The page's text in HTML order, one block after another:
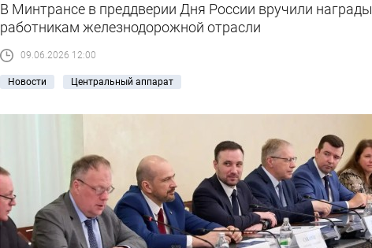
В Минтрансе в преддверии Дня России вручили награды
работникам железнодорожной отрасли
09.06.2026 12:00
Новости Центральный аппарат